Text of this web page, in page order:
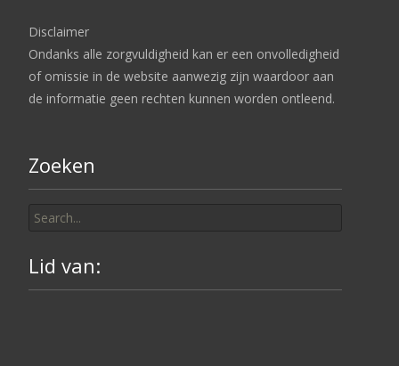
Disclaimer
Ondanks alle zorgvuldigheid kan er een onvolledigheid
of omissie in de website aanwezig zijn waardoor aan
de informatie geen rechten kunnen worden ontleend.
Zoeken
for:
Lid van: